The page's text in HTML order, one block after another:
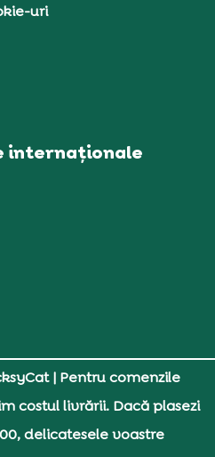
uri
internaționale
| Pentru comenzile
costul livrării. Dacă plasezi
delicatesele voastre